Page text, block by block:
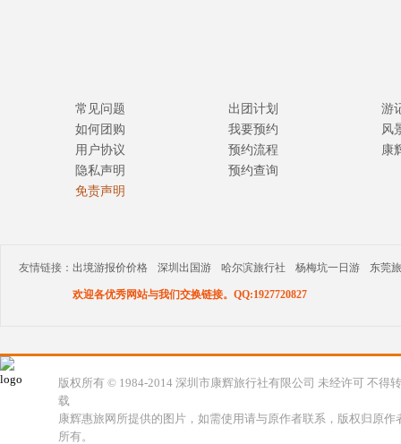
常见问题
如何团购
用户协议
隐私声明
免责声明
出团计划
我要预约
预约流程
预约查询
游
风
康
友情链接： 出境游报价价格 深圳出国游 哈尔滨旅行社 杨梅坑一日游 东莞
欢迎各优秀网站与我们交换链接。QQ:1927720827
版权所有 © 1984-2014 深圳市康辉旅行社有限公司 未经许可 不得转
载
康辉惠旅网所提供的图片，如需使用请与原作者联系，版权归原作
所有。